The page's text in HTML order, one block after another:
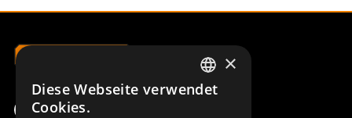
SWEDISH
×
Diese Webseite verwendet
Cookies.